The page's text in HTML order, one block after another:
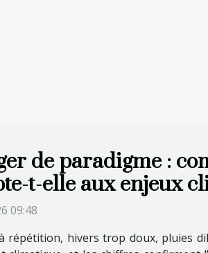
de paradigme :
t-elle aux enjeux
09:48
répétition, hivers trop doux, pluies